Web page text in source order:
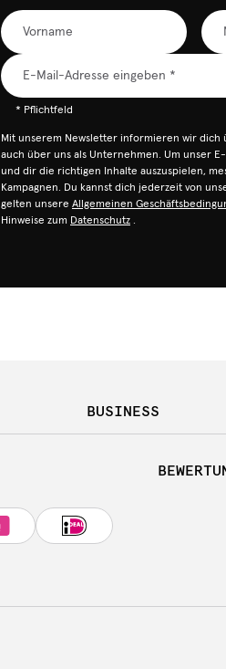
* Pflichtfeld
Mit unserem Newsletter informieren wir
auch über uns als Unternehmen. Um unser
und dir die richtigen Inhalte auszuspielen,
Kampagnen. Du kannst dich jederzeit von
gelten unsere Allgemeinen
Hinweise zum Datenschutz .
BUSINESS